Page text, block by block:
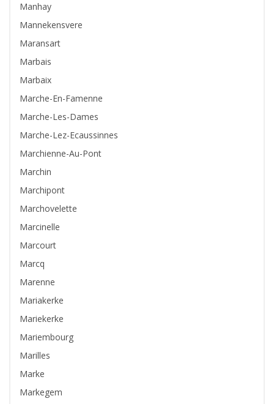
Manhay
Mannekensvere
Maransart
Marbais
Marbaix
Marche-En-Famenne
Marche-Les-Dames
Marche-Lez-Ecaussinnes
Marchienne-Au-Pont
Marchin
Marchipont
Marchovelette
Marcinelle
Marcourt
Marcq
Marenne
Mariakerke
Mariekerke
Mariembourg
Marilles
Marke
Markegem